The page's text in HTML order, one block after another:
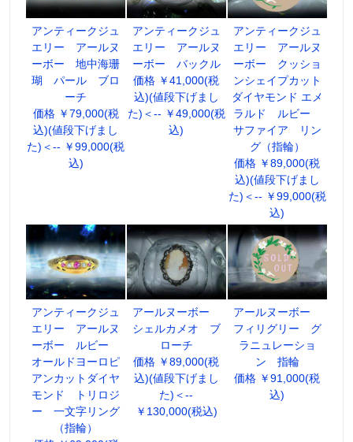
アンティークジュ
エリー アールヌ
ーボー 地中海珊
瑚 パール ブロ
ーチ
価格 ￥79,000(税
込)(値段下げまし
た)＜-- ￥99,000(税
込)
アンティークジュ
エリー アールヌ
ーボー バックル
価格 ￥41,000(税
込)(値段下げまし
た)＜-- ￥49,000(税
込)
アンティークジュ
エリー アールヌ
ーボー クッショ
ンシェイプカット
ダイヤモンド エメ
ラルド ルビー
サファイア リン
グ（指輪）
価格 ￥89,000(税
込)(値段下げまし
た)＜-- ￥99,000(税
込)
アンティークジュ
エリー アールヌ
ーボー ルビー
オールドヨーロピ
アンカットダイヤ
モンド トリロジ
ー 一文字リング
（指輪）
アールヌーボー
シェルカメオ ブ
ローチ
価格 ￥89,000(税
込)(値段下げまし
た)＜--
￥130,000(税込)
アールヌーボー
フィリグリー グ
ラニュレーショ
ン 指輪
価格 ￥91,000(税
込)